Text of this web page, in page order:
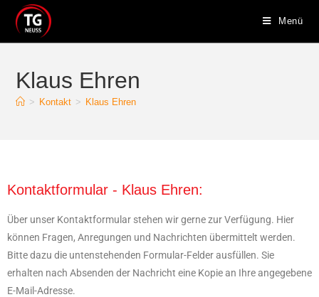
Menü
Klaus Ehren
> Kontakt > Klaus Ehren
Kontaktformular - Klaus Ehren:
Über unser Kontaktformular stehen wir gerne zur Verfügung. Hier
können Fragen, Anregungen und Nachrichten übermittelt werden.
Bitte dazu die untenstehenden Formular-Felder ausfüllen. Sie
erhalten nach Absenden der Nachricht eine Kopie an Ihre angegebene
E-Mail-Adresse.